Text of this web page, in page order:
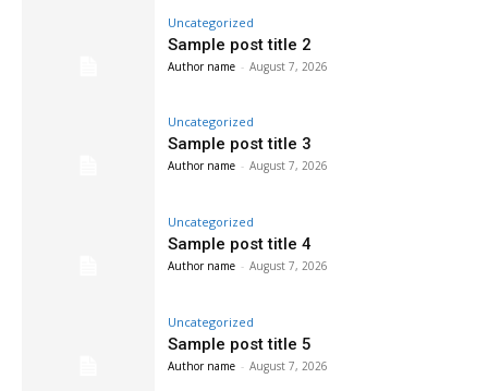
Uncategorized
Sample post title 2
Author name - August 7, 2026
Uncategorized
Sample post title 3
Author name - August 7, 2026
Uncategorized
Sample post title 4
Author name - August 7, 2026
Uncategorized
Sample post title 5
Author name - August 7, 2026